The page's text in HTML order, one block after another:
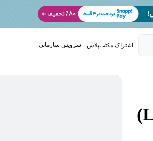
اشتراک مکتب‌پلاس سرویس سازمانی